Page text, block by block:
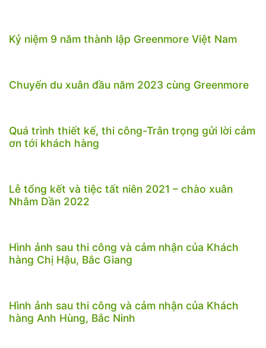
Kỷ niệm 9 năm thành lập Greenmore Việt Nam
Chuyến du xuân đầu năm 2023 cùng Greenmore
Quá trình thiết kế, thi công-Trân trọng gửi lời cảm
ơn tới khách hàng
Lễ tổng kết và tiệc tất niên 2021 – chào xuân
Nhâm Dần 2022
Hình ảnh sau thi công và cảm nhận của Khách
hàng Chị Hậu, Bắc Giang
Hình ảnh sau thi công và cảm nhận của Khách
hàng Anh Hùng, Bắc Ninh